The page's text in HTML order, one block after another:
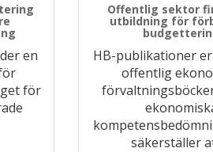
en
för
Offentlig sektor
utbildning för
HB-publikationer
offentlig
säkerställer